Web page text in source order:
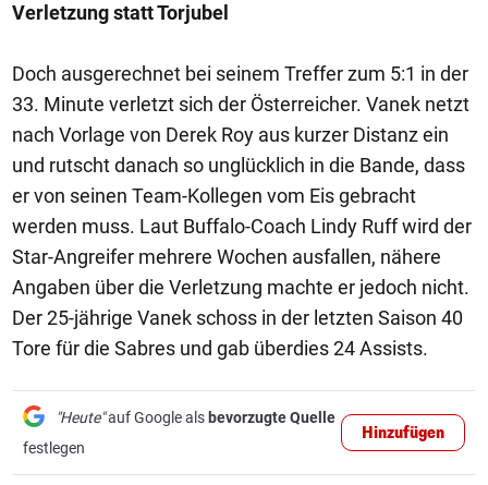
Verletzung statt Torjubel
Doch ausgerechnet bei seinem Treffer zum 5:1 in der
33. Minute verletzt sich der Österreicher. Vanek netzt
nach Vorlage von Derek Roy aus kurzer Distanz ein
und rutscht danach so unglücklich in die Bande, dass
er von seinen Team-Kollegen vom Eis gebracht
werden muss. Laut Buffalo-Coach Lindy Ruff wird der
Star-Angreifer mehrere Wochen ausfallen, nähere
Angaben über die Verletzung machte er jedoch nicht.
Der 25-jährige Vanek schoss in der letzten Saison 40
Tore für die Sabres und gab überdies 24 Assists.
"Heute"auf Google als bevorzugte Quelle
festlegen
Hinzufügen